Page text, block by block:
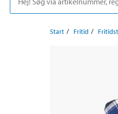
Start Fritid